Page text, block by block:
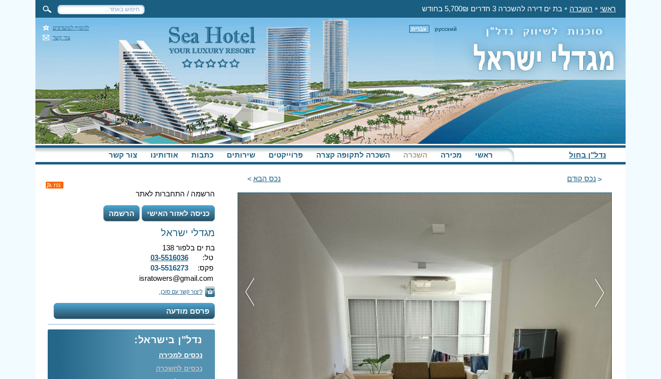
ראשי השכרה בת ים דירה להשכרה 3 חדרים 5,700₪ בחודש
עברית русский
להוסיף למועדפים
צור קשר
נדל"ן בחול ראשי מכירה השכרה השכרה לתקופה קצרה פּרוֹייקטים שירותים כתבות אודותינו צור קשר
נכס קודם נכס הבא
הרשמה / התחברות לאתר
כניסה לאזור האישי הרשמה
מגדלי ישראל
בת ים בלפור 138
טל:
03-5516036
פקס:
03-5516273
isratowers@gmail.com
ליצור קשר עם סוכן.
פרסם מודעה
נדל"ן בישראל:
נכסים למכירה
נכסים להשכרה